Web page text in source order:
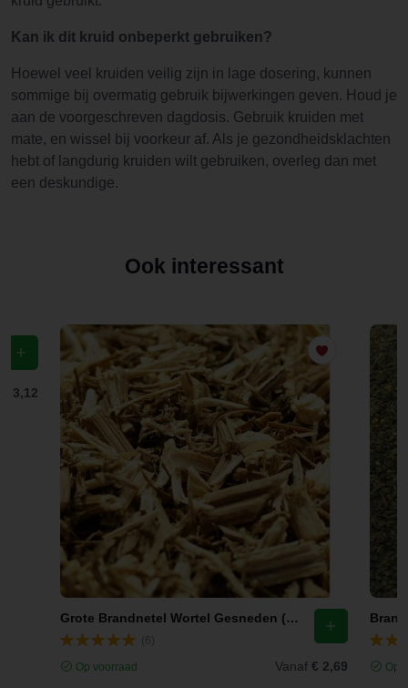
Kan ik dit kruid onbeperkt gebruiken?
Hoewel veel kruiden veilig zijn in lage dosering, kunnen
sommige bij overmatig gebruik bijwerkingen geven. Houd je
aan de voorgeschreven dagdosis. Gebruik kruiden met
mate, en wissel bij voorkeur af. Als je gezondheidsklachten
hebt of langdurig kruiden wilt gebruiken, overleg dan met
een deskundige.
Ook interessant
€ 3,12
Grote Brandnetel Wortel Gesneden (Urtica dioica)
Op voorraad Vanaf € 2,69 Op